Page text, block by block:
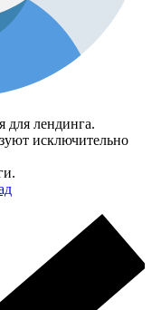
для лендинга.
исключительно